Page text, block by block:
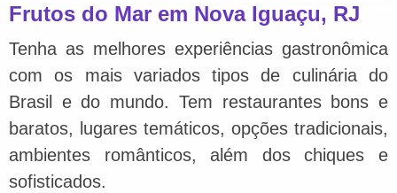
Frutos do Mar em Nova Iguaçu, RJ
Tenha as melhores experiências gastronômica
com os mais variados tipos de culinária do
Brasil e do mundo. Tem restaurantes bons e
baratos, lugares temáticos, opções tradicionais,
ambientes românticos, além dos chiques e
sofisticados.